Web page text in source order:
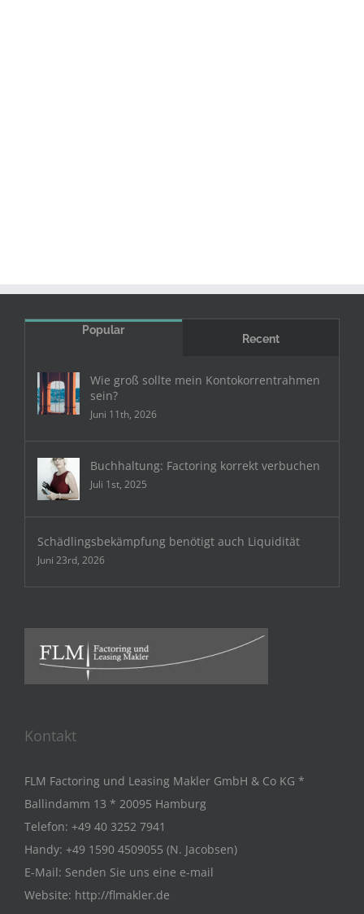
Popular
Recent
Wie groß sollte mein Kontokorrentrahmen
sein?
Juni 11th, 2026
Buchhaltung: Factoring korrekt verbuchen
Juli 1st, 2025
Schädlingsbekämpfung benötigt auch Liquidität
Juni 23rd, 2026
Kontakt
FLM Factoring und Leasing Makler GmbH & Co KG *
Ballindamm 13 * 20095 Hamburg
Telefon: +49 40 3252 7941
Handy: +49 1590 4509055 (N. Jacobsen)
E-Mail: Senden Sie uns eine e-mail
Website: http://flmakler.de